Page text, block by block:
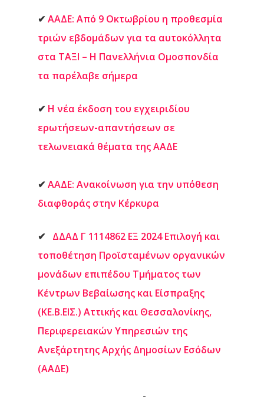
✔ ΑΑΔΕ: Από 9 Οκτωβρίου η προθεσμία
τριών εβδομάδων για τα αυτοκόλλητα
στα ΤΑΞΙ – Η Πανελλήνια Ομοσπονδία
τα παρέλαβε σήμερα
✔ Η νέα έκδοση του εγχειριδίου
ερωτήσεων-απαντήσεων σε
τελωνειακά θέματα της ΑΑΔΕ
✔ ΑΑΔΕ: Ανακοίνωση για την υπόθεση
διαφθοράς στην Κέρκυρα
✔
ΔΔΑΔ Γ 1114862 ΕΞ 2024 Επιλογή και
τοποθέτηση Προϊσταμένων οργανικών
μονάδων επιπέδου Τμήματος των
Κέντρων Βεβαίωσης και Είσπραξης
(ΚΕ.Β.ΕΙΣ.) Αττικής και Θεσσαλονίκης,
Περιφερειακών Υπηρεσιών της
Ανεξάρτητης Αρχής Δημοσίων Εσόδων
(ΑΑΔΕ)